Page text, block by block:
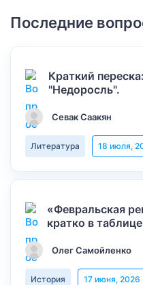
Последние
Краткий
"Недоросль".
Севак Саакян
Литература 18 июля,
«Февральская
кратко в
Олег Самойленко
История 17 июня, 2026